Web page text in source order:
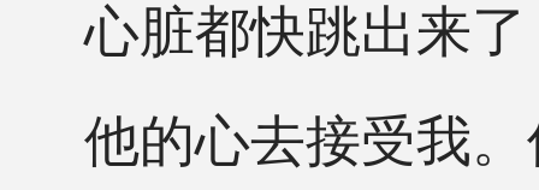
心脏都快跳出来
他的心去接受我